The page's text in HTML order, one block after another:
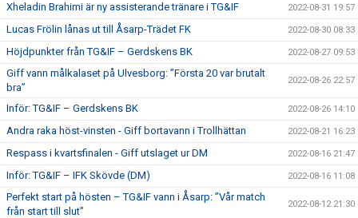
Xheladin Brahimi är ny assisterande tränare i TG&IF 2022-08-31 19:57
Lucas Frölin lånas ut till Åsarp-Trädet FK 2022-08-30 08:33
Höjdpunkter från TG&IF – Gerdskens BK 2022-08-27 09:53
Giff vann målkalaset på Ulvesborg: ”Första 20 var brutalt
bra”
2022-08-26 22:57
Inför: TG&IF – Gerdskens BK 2022-08-26 14:10
Andra raka höst-vinsten - Giff bortavann i Trollhättan 2022-08-21 16:23
Respass i kvartsfinalen - Giff utslaget ur DM 2022-08-16 21:47
Inför: TG&IF – IFK Skövde (DM) 2022-08-16 11:08
Perfekt start på hösten – TG&IF vann i Åsarp: ”Vår match
från start till slut”
2022-08-12 21:30